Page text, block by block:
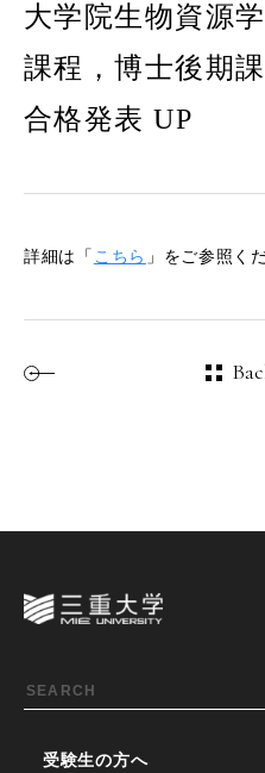
大学院生物資源
課程，博士後期
合格発表 UP
詳細は「 こちら 」をご参照く
受験生の方へ